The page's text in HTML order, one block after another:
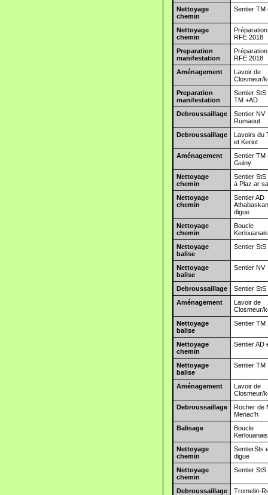
Nettoyage
chemin
Sentier TM
Nettoyage
chemin
RFE 2018
Preparation
manifestation
RFE 2018
Aménagement
Lavoir de
Closmeur/
Preparation
manifestation
Sentier StS
TM +AD
Debroussaillage
Sentier NV
Rumaout
Debroussaillage
Lavoirs du
et Keriot
Aménagement
Sentier TM
Guiny
Nettoyage
chemin
Sentier StS
à Plaz ar
Nettoyage
chemin
Sentier AD
digue
Nettoyage
chemin
Boucle
Nettoyage
balise
Sentier StS
Nettoyage
balise
Sentier NV
Debroussaillage
Sentier StS
Aménagement
Lavoir de
Closmeur/
Nettoyage
balise
Sentier TM
Nettoyage
chemin
Sentier AD
Nettoyage
balise
Sentier TM
Aménagement
Lavoir de
Closmeur/
Debroussaillage
Rocher de
Menac'h
Balisage
Boucle
Nettoyage
chemin
SentierSts
digue
Nettoyage
chemin
Sentier StS
Debroussaillage
Tromelin-